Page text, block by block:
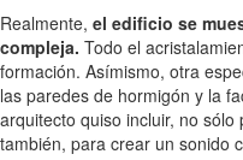
Realmente, el edificio se
compleja. Todo el
formación. Asímismo, otra
las paredes de hormigón y la
arquitecto quiso incluir, no
también, para crear un sonido